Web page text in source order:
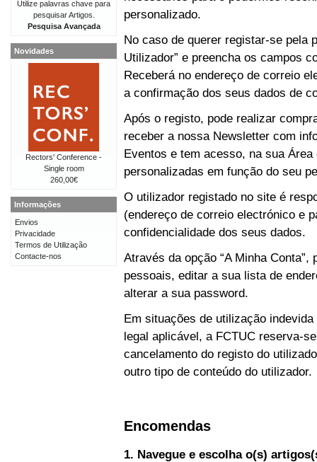
personalizado.
No caso de querer registar-se pela
Utilizador” e preencha os campos
Receberá no endereço de correio
a confirmação dos seus dados de
Após o registo, pode realizar
receber a nossa Newsletter com
Eventos e tem acesso, na sua
personalizadas em função do seu
O utilizador registado no site é
(endereço de correio electrónico e
confidencialidade dos seus dados.
Através da opção “A Minha
pessoais, editar a sua lista de
alterar a sua password.
Em situações de utilização
legal aplicável, a FCTUC reserva-
cancelamento do registo do
outro tipo de conteúdo do utilizador.
Encomendas
1. Navegue e escolha o(s)
Utilize palavras chave para
pesquisar Artigos.
Pesquisa Avançada
Novidades
Rectors' Conference -
Single room
260,00€
Informações
Envios
Privacidade
Termos de Utilização
Contacte-nos